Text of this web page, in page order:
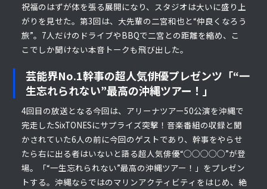
祝福のはずが体を張る展開になり、スタジオは大いに盛り上
がりを見せた。第3回は、大先輩の二宮和也と“仲良くなろう
旅”。7人だけのドライブやBBQで二宮との距離を縮め、こ
こでしか聞けない本音トークも飛び出した。
芸能界No.1幹事の超人気俳優プレゼンツ「“一
生忘れられない”最高の沖縄ツアー！」
4回目の放送となる今回は、アリーナツアー50公演を沖縄で
完走したSixTONESにサプライズ突撃！音楽番組の収録と聞
かされていた6人の前に今回のゲストであり、幹事をやらせ
たら右に出る者はいないと語る超人気俳優“◯◯◯◯◯”が登
場。「“一生忘れられない”最高の沖縄ツアー！」をプレゼン
トする。沖縄ならではのマリンアクティビティをはじめ、絶